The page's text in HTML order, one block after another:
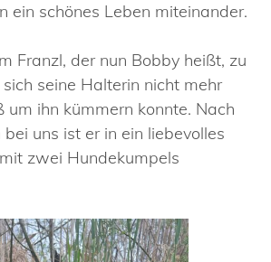
ein schönes Leben miteinander.
Franzl, der nun Bobby heißt, zu
seine Halterin nicht mehr
um ihn kümmern konnte. Nach
uns ist er in ein liebevolles
zwei Hundekumpels